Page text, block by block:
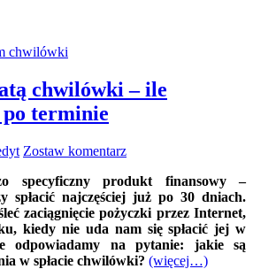
chwilówki – ile
po terminie
Zostaw komentarz
specyficzny produkt finansowy –
spłacić najczęściej już po 30 dniach.
zaciągnięcie pożyczki przez Internet,
kiedy nie uda nam się spłacić jej w
odpowiadamy na pytanie: jakie są
w spłacie chwilówki? (więcej…)